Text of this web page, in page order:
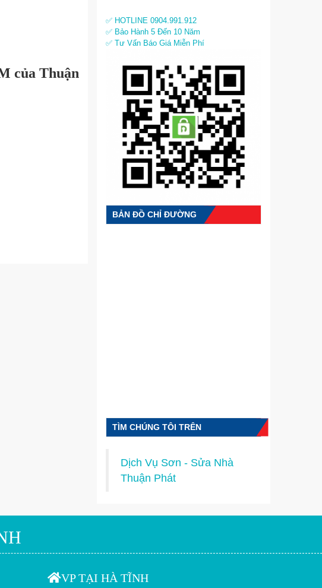
của Thuận
✅ HOTLINE 0904.991.912
✅ Bảo Hành 5 Đến 10 Năm
✅ Tư Vấn Báo Giá Miễn Phí
BẢN ĐỒ CHỈ ĐƯỜNG
TÌM CHÚNG TÔI TRÊN
Dịch Vụ Sơn - Sửa Nhà
Thuận Phát
VP TẠI HÀ TĨNH